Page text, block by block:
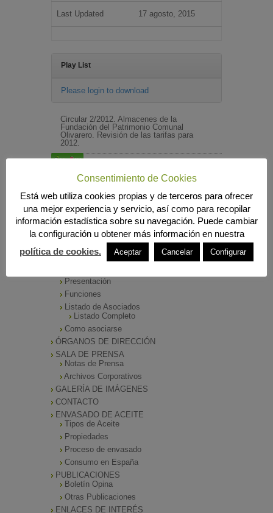
Last Updated 17 agosto, 2015
Play List
Please login to download
Circular 2/2012. Almacenes de la
Fundación del Patrimonio Comunal
Olivarero. Revisión de las tarifas para
2012.
MENÚ PRINCIPAL
Presentación
Funciones
Listado de Asociados
Listado Completo
Como asociarse
ÓRGANOS DE DIRECCIÓN
SALA DE PRENSA
Notas de Prensa
Archivos Corporativos
GALERÍA DE IMÁGENES
CONTACTO
ENVASADO DE ACEITE
Tipos de Aceite
Propiedades
Proceso de envasado
Consumo en España
PUBLICACIONES
Boletín Opina
Otras Publicaciones
ENLACES DE INTERÉS
Consentimiento de Cookies
Está web utiliza cookies propias y de terceros para ofrecer
una mejor experiencia y servicio, así como para recopilar
información estadística sobre su navegación. Puede cambiar
la configuración u obtener más información en nuestra
política de cookies.
Aceptar Cancelar Configurar